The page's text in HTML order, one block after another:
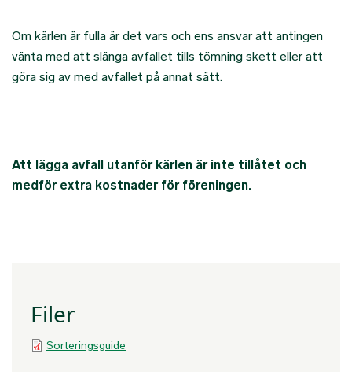
Om kärlen är fulla är det vars och ens ansvar att antingen
vänta med att slänga avfallet tills tömning skett eller att
göra sig av med avfallet på annat sätt.
Att lägga avfall utanför kärlen är inte tillåtet och
medför extra kostnader för föreningen.
Filer
Sorteringsguide